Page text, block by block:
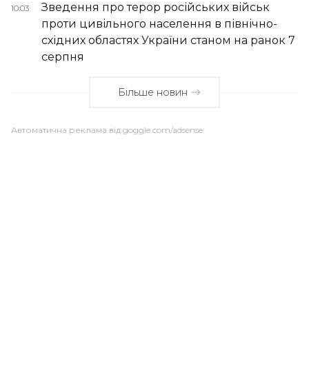
10:03
Зведення про терор російських військ
проти цивільного населення в північно-
східних областях України станом на ранок 7
серпня
Більше новин
Автоматична реклама від goggle.com/adsense: